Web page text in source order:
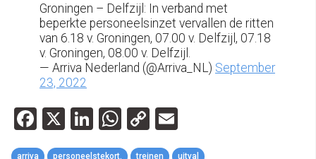
Groningen – Delfzijl: In verband met
beperkte personeelsinzet vervallen de ritten
van 6.18 v. Groningen, 07.00 v. Delfzijl, 07.18
v. Groningen, 08.00 v. Delfzijl.
— Arriva Nederland (@Arriva_NL) September
23, 2022
Facebook
X LinkedIn
WhatsApp
Copy
Link
arriva personeelstekort. treinen uitval